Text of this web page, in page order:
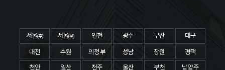
서울(주) 서울(분) 인천 광주 부산 대구
대전 수원 의정부 성남 창원 평택
천안 일산 전주 울산 부천 남양주